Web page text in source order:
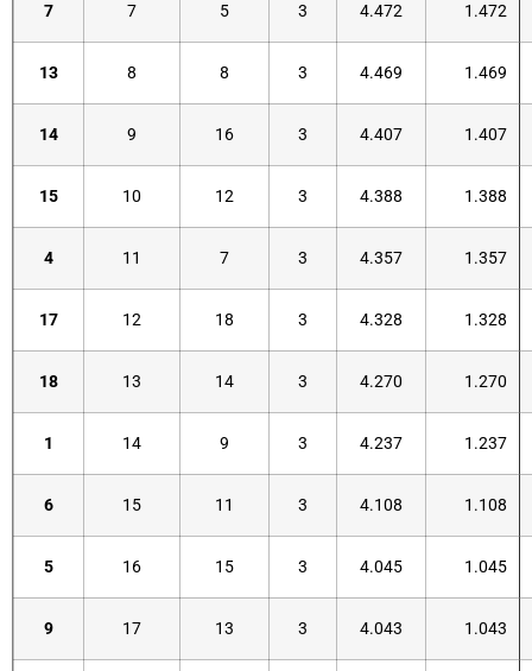
7 7 5 3 4.472 1.472
13 8 8 3 4.469 1.469
14 9 16 3 4.407 1.407
15 10 12 3 4.388 1.388
4 11 7 3 4.357 1.357
17 12 18 3 4.328 1.328
18 13 14 3 4.270 1.270
1 14 9 3 4.237 1.237
6 15 11 3 4.108 1.108
5 16 15 3 4.045 1.045
9 17 13 3 4.043 1.043